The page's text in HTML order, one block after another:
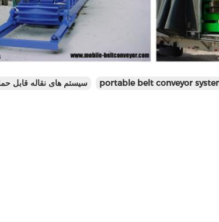
سیستم های نقاله قابل portable belt conveyor